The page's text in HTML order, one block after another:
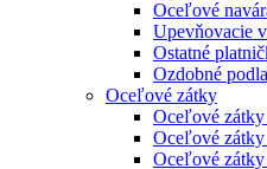
Oceľové
Upevňovacie
Ostatné
Ozdobné
Oceľové zátky
Oceľové
Oceľové
Oceľové